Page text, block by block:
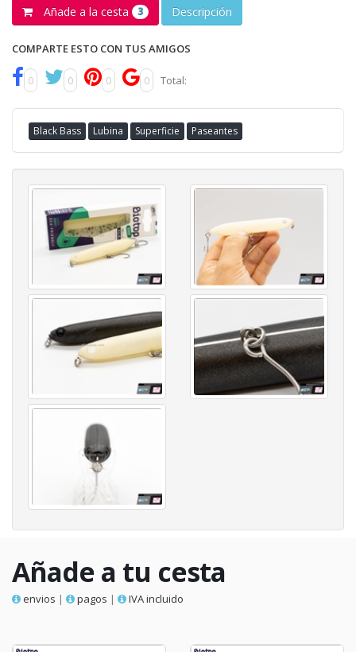
Añade a la cesta 3 Descripción
COMPARTE ESTO CON TUS AMIGOS
0 0 0 0 Total:
Black Bass Lubina Superficie Paseantes
Añade a tu cesta
envios | pagos | IVA incluido